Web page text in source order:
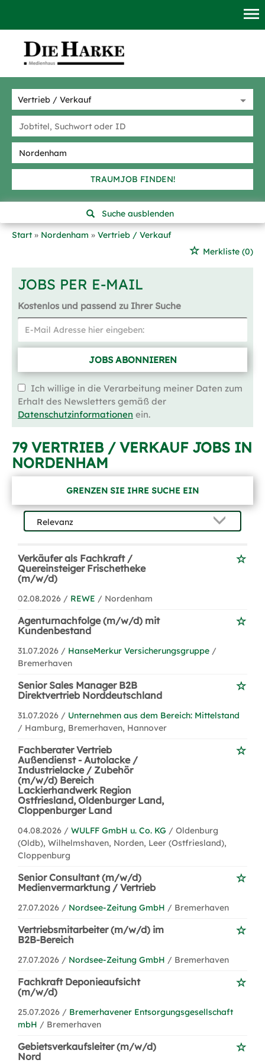
TRAUMJOB FINDEN!
Suche ausblenden
Start
Nordenham
Vertrieb / Verkauf
Merkliste (0)
JOBS PER E-MAIL
Kostenlos und passend zu Ihrer Suche
JOBS ABONNIEREN
Ich willige in die Verarbeitung meiner Daten zum
Erhalt des Newsletters gemäß der
Datenschutzinformationen ein.
79 VERTRIEB / VERKAUF JOBS IN
NORDENHAM
GRENZEN SIE IHRE SUCHE EIN
Verkäufer als Fachkraft /
Quereinsteiger Frischetheke
(m/w/d)
02.08.2026 / REWE / Nordenham
Agenturnachfolge (m/w/d) mit
Kundenbestand
31.07.2026 / HanseMerkur Versicherungsgruppe /
Bremerhaven
Senior Sales Manager B2B
Direktvertrieb Norddeutschland
31.07.2026 / Unternehmen aus dem Bereich: Mittelstand
/ Hamburg, Bremerhaven, Hannover
Fachberater Vertrieb
Außendienst - Autolacke /
Industrielacke / Zubehör
(m/w/d) Bereich
Lackierhandwerk Region
Ostfriesland, Oldenburger Land,
Cloppenburger Land
04.08.2026 / WULFF GmbH u. Co. KG / Oldenburg
(Oldb), Wilhelmshaven, Norden, Leer (Ostfriesland),
Cloppenburg
Senior Consultant (m/w/d)
Medienvermarktung / Vertrieb
27.07.2026 / Nordsee-Zeitung GmbH / Bremerhaven
Vertriebsmitarbeiter (m/w/d) im
B2B-Bereich
27.07.2026 / Nordsee-Zeitung GmbH / Bremerhaven
Fachkraft Deponieaufsicht
(m/w/d)
25.07.2026 / Bremerhavener Entsorgungsgesellschaft
mbH / Bremerhaven
Gebietsverkaufsleiter (m/w/d)
Nord